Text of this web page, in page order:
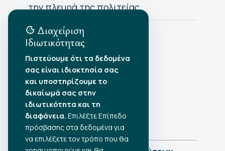
την πλευρά της πολιτείας
Αρχείο Δημοσιεύσεων
•Αύγουστος 2026
•Ιούλιος 2026
•Ιούνιος 2026
•Μάιος 2026
•Απρίλιος 2026
•Μάρτιος 2026
Διαχείριση
Ιδιωτικότητας
Πιστεύουμε ότι τα δεδομένα
σας είναι ιδιοκτησία σας
και υποστηρίζουμε το
δικαίωμά σας στην
ιδιωτικότητα και τη
διαφάνεια. Επιλέξτε Επίπεδο
πρόσβασης στα δεδομένα για
να επιλέξετε τον τρόπο που θα